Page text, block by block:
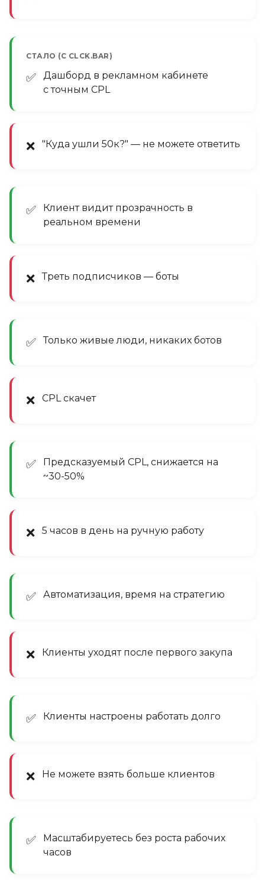
СТАЛО (С CLCK.BAR)
✅
Дашборд в рекламном кабинете
с точным CPL
❌ "Куда ушли 50к?" — не можете ответить
✅
Клиент видит прозрачность в
реальном времени
❌ Треть подписчиков — боты
✅ Только живые люди, никаких ботов
❌ CPL скачет
✅
Предсказуемый CPL, снижается на
~30-50%
❌ 5 часов в день на ручную работу
✅ Автоматизация, время на стратегию
❌ Клиенты уходят после первого закупа
✅ Клиенты настроены работать долго
❌ Не можете взять больше клиентов
✅
Масштабируетесь без роста рабочих
часов